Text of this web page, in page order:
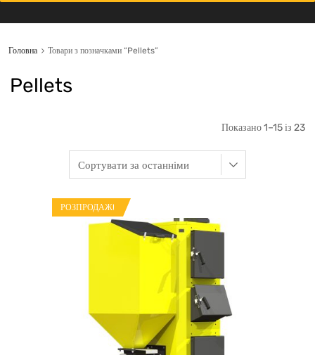
Головна Товари з позначками “Pellets”
Pellets
Показано 1–15 із 23
РОЗПРОДАЖ!